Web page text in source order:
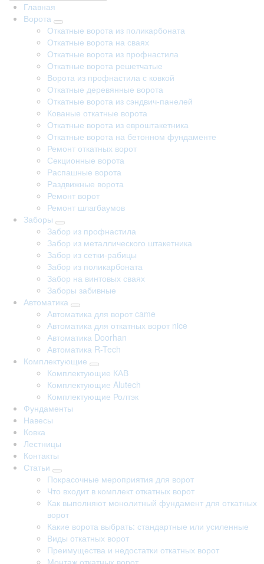
Главная
Ворота
Откатные ворота из поликарбоната
Откатные ворота на сваях
Откатные ворота из профнастила
Откатные ворота решетчатые
Ворота из профнастила с ковкой
Откатные деревянные ворота
Откатные ворота из сэндвич-панелей
Кованые откатные ворота
Откатные ворота из евроштакетника
Откатные ворота на бетонном фундаменте
Ремонт откатных ворот
Секционные ворота
Распашные ворота
Раздвижные ворота
Ремонт ворот
Ремонт шлагбаумов
Заборы
Забор из профнастила
Забор из металлического штакетника
Забор из сетки-рабицы
Забор из поликарбоната
Забор на винтовых сваях
Заборы забивные
Автоматика
Автоматика для ворот came
Автоматика для откатных ворот nice
Автоматика Doorhan
Автоматика R-Tech
Комплектующие
Комплектующие КАВ
Комплектующие Alutech
Комплектующие Ролтэк
Фундаменты
Навесы
Ковка
Лестницы
Контакты
Статьи
Покрасочные мероприятия для ворот
Что входит в комплект откатных ворот
Как выполняют монолитный фундамент для откатных
ворот
Какие ворота выбрать: стандартные или усиленные
Виды откатных ворот
Преимущества и недостатки откатных ворот
Монтаж откатных ворот